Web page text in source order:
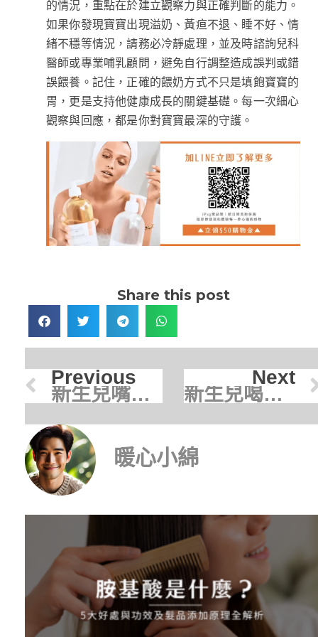
的情況，重點在於建立觀察力與正確判斷的能力。
如果你發現寶寶出現溢奶、黃疸不退、睡不好、情
緒不穩等情況，請務必冷靜處理，並及時諮詢兒科
醫師或專業哺乳顧問，避免自行調整造成誤判或錯
誤餵養。記住，正確的餵奶方式不只是填飽寶寶的
胃，更是支持他健康成長的關鍵基礎。每一次細心
觀察與回應，都是你對寶寶最深的守護。
Share this post
Previous
新生兒嘴巴一直咀嚼正常嗎？寶寶口腔期行為解析與照護技巧
Next
新生兒喝完奶又想喝？破解寶寶喝完奶還哭鬧的5大真相
暖心小綿